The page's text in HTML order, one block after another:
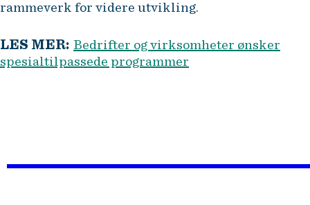
rammeverk for videre utvikling.
LES MER: Bedrifter og virksomheter ønsker
spesialtilpassede programmer